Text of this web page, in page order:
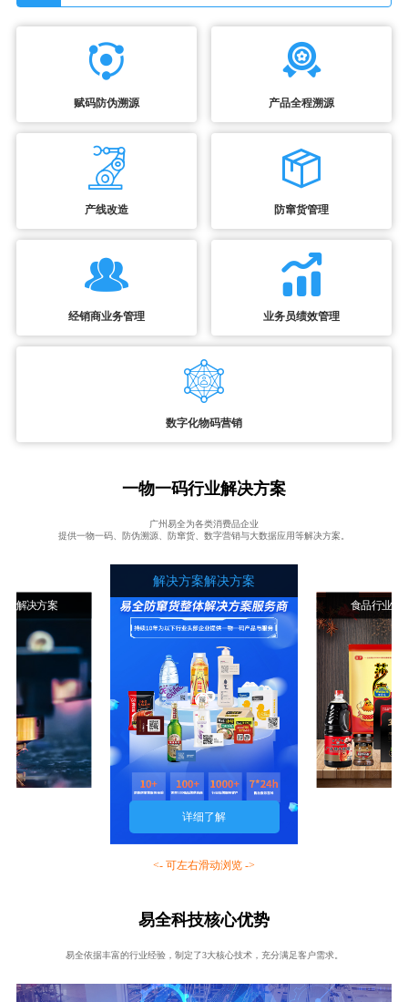
赋码防伪溯源 产品全程溯源
产线改造 防窜货管理
经销商业务管理 业务员绩效管理
数字化物码营销
一物一码行业解决方案
广州易全为各类消费品企业
提供一物一码、防伪溯源、防窜货、数字营销与大数据应用等解决方案。
业解决方案
解决方案解决方案
详细了解
食品行业解
<- 可左右滑动浏览 ->
易全科技核心优势
易全依据丰富的行业经验，制定了3大核心技术，充分满足客户需求。